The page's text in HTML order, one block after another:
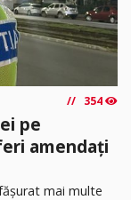
354
pe
amendați
mai multe